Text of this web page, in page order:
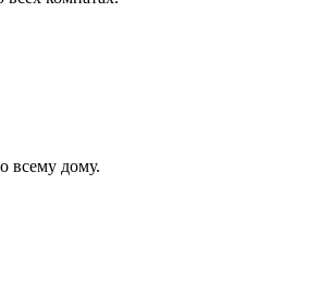
всему дому.